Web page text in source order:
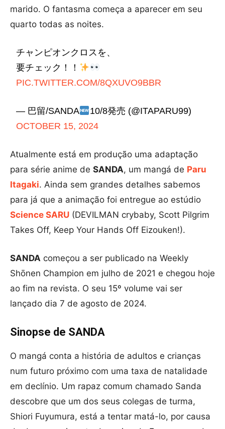
marido. O fantasma começa a aparecer em seu
quarto todas as noites.
チャンピオンクロスを、
要チェック！！
PIC.TWITTER.COM/8QXUVO9BBR
— 巴留/SANDA
10/8発売 (@ITAPARU99)
OCTOBER 15, 2024
Atualmente está em produção uma adaptação
para série anime de SANDA, um mangá de Paru
Itagaki. Ainda sem grandes detalhes sabemos
para já que a animação foi entregue ao estúdio
Science SARU (DEVILMAN crybaby, Scott Pilgrim
Takes Off, Keep Your Hands Off Eizouken!).
SANDA começou a ser publicado na Weekly
Shōnen Champion em julho de 2021 e chegou hoje
ao fim na revista. O seu 15º volume vai ser
lançado dia 7 de agosto de 2024.
Sinopse de SANDA
O mangá conta a história de adultos e crianças
num futuro próximo com uma taxa de natalidade
em declínio. Um rapaz comum chamado Sanda
descobre que um dos seus colegas de turma,
Shiori Fuyumura, está a tentar matá-lo, por causa